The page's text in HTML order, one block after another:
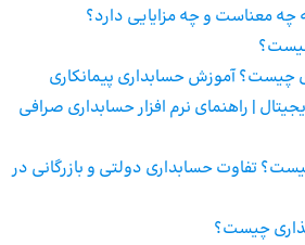
معناست و چه مزایایی دارد؟
چیست؟ آموزش حسابداری پیمانکاری
| راهنمای نرم افزار حسابداری صرافی
تفاوت حسابداری دولتی و بازرگانی در
چیست؟